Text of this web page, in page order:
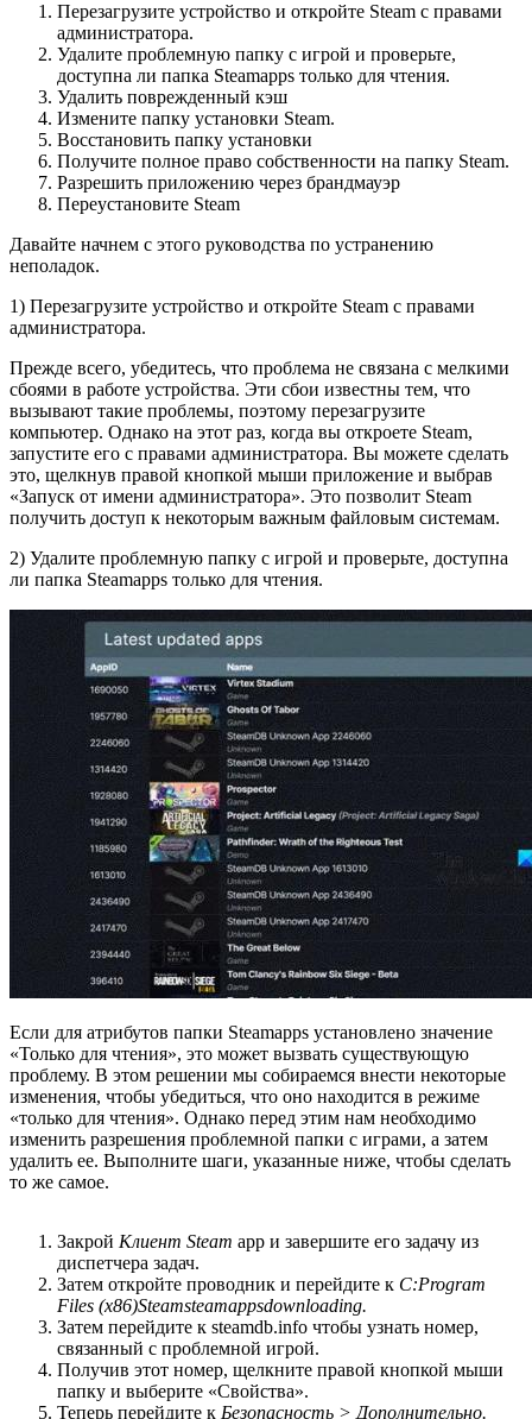
Перезагрузите устройство и откройте Steam с правами
администратора.
Удалите проблемную папку с игрой и проверьте,
доступна ли папка Steamapps только для чтения.
Удалить поврежденный кэш
Измените папку установки Steam.
Восстановить папку установки
Получите полное право собственности на папку Steam.
Разрешить приложению через брандмауэр
Переустановите Steam
Давайте начнем с этого руководства по устранению
неполадок.
1) Перезагрузите устройство и откройте Steam с правами
администратора.
Прежде всего, убедитесь, что проблема не связана с мелкими
сбоями в работе устройства. Эти сбои известны тем, что
вызывают такие проблемы, поэтому перезагрузите
компьютер. Однако на этот раз, когда вы откроете Steam,
запустите его с правами администратора. Вы можете сделать
это, щелкнув правой кнопкой мыши приложение и выбрав
«Запуск от имени администратора». Это позволит Steam
получить доступ к некоторым важным файловым системам.
2) Удалите проблемную папку с игрой и проверьте, доступна
ли папка Steamapps только для чтения.
Если для атрибутов папки Steamapps установлено значение
«Только для чтения», это может вызвать существующую
проблему. В этом решении мы собираемся внести некоторые
изменения, чтобы убедиться, что оно находится в режиме
«только для чтения». Однако перед этим нам необходимо
изменить разрешения проблемной папки с играми, а затем
удалить ее. Выполните шаги, указанные ниже, чтобы сделать
то же самое.
Закрой Клиент Steam app и завершите его задачу из
диспетчера задач.
Затем откройте проводник и перейдите к C:Program
Files (x86)Steamsteamappsdownloading.
Затем перейдите к steamdb.info чтобы узнать номер,
связанный с проблемной игрой.
Получив этот номер, щелкните правой кнопкой мыши
папку и выберите «Свойства».
Теперь перейдите к Безопасность > Дополнительно.